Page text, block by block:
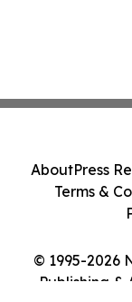
© 1995-2026
Publishing &
AboutPress
Terms &